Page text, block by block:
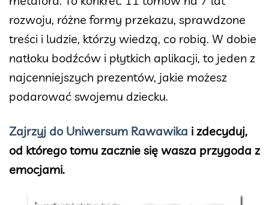
rozwoju, różne formy przekazu, sprawdzone
treści i ludzie, którzy wiedzą, co robią. W dobie
natłoku bodźców i płytkich aplikacji, to jeden z
najcenniejszych prezentów, jakie możesz
podarować swojemu dziecku.
Zajrzyj do Uniwersum Rawawika i zdecyduj,
od którego tomu zacznie się wasza przygoda z
emocjami.